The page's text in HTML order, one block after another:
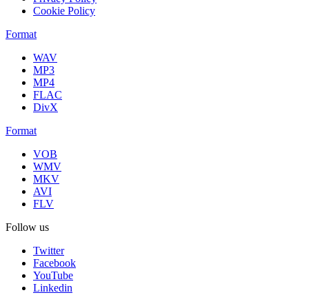
Cookie Policy
Format
WAV
MP3
MP4
FLAC
DivX
Format
VOB
WMV
MKV
AVI
FLV
Follow us
Twitter
Facebook
YouTube
Linkedin